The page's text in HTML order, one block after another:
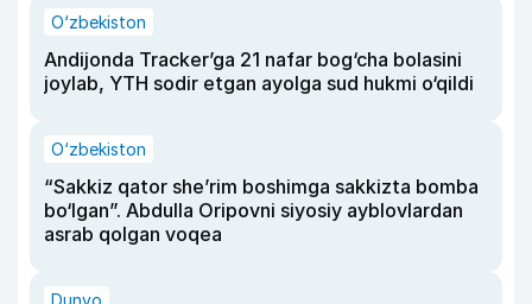
O‘zbekiston
Andijonda Tracker’ga 21 nafar bog‘cha bolasini
joylab, YTH sodir etgan ayolga sud hukmi o‘qildi
O‘zbekiston
“Sakkiz qator she’rim boshimga sakkizta bomba
bo‘lgan”. Abdulla Oripovni siyosiy ayblovlardan
asrab qolgan voqea
Dunyo